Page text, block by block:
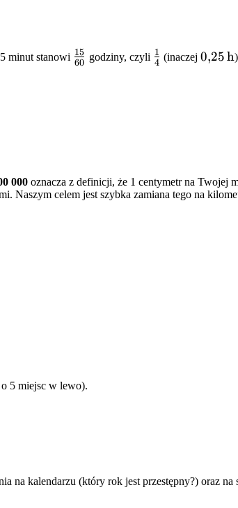
minut stanowi \frac{15}
60
15 godziny, czyli \frac{1}
4
1 (inaczej0,25 h
000 oznacza z definicji, że 1 centymetr na Twojej
Naszym celem jest szybka zamiana tego na
5 miejsc w lewo).
na kalendarzu (który rok jest przestępny?) oraz